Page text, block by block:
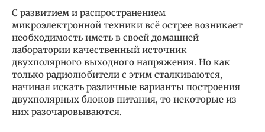
С развитием и распространением
микроэлектронной техники всё острее возникает
необходимость иметь в своей домашней
лаборатории качественный источник
двухполярного выходного напряжения. Но как
только радиолюбители с этим сталкиваются,
начиная искать различные варианты построения
двухполярных блоков питания, то некоторые из
них разочаровываются.